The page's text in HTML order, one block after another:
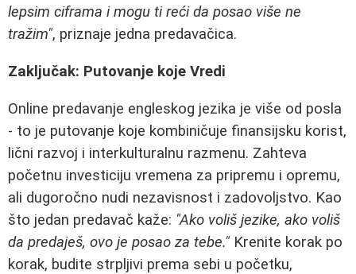
lepsim ciframa i mogu ti reći da posao više ne
tražim", priznaje jedna predavačica.
Zaključak: Putovanje koje Vredi
Online predavanje engleskog jezika je više od posla
- to je putovanje koje kombiničuje finansijsku korist,
lični razvoj i interkulturalnu razmenu. Zahteva
početnu investiciju vremena za pripremu i opremu,
ali dugoročno nudi nezavisnost i zadovoljstvo. Kao
što jedan predavač kaže: "Ako voliš jezike, ako voliš
da predaješ, ovo je posao za tebe." Krenite korak po
korak, budite strpljivi prema sebi u početku,